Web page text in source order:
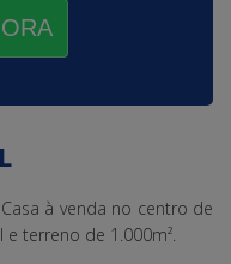
à venda no centro de
terreno de 1.000m².